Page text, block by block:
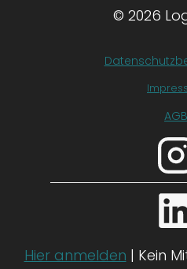
© 2026
AGB
Hier anmelden | Kein